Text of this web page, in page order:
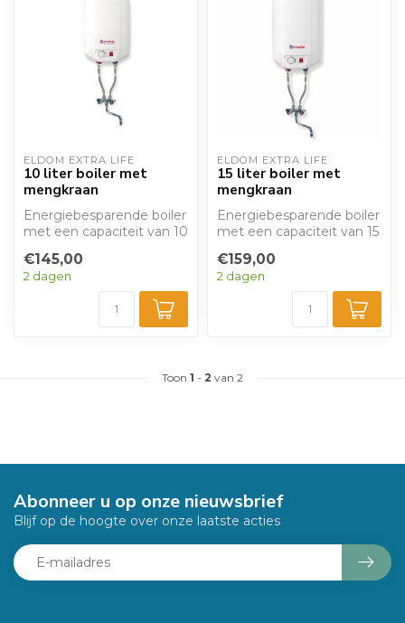
ELDOM EXTRA LIFE
10 liter boiler met
mengkraan
Energiebesparende boiler
met een capaciteit van 10
boven de...
€145,00
2 dagen
ELDOM EXTRA LIFE
15 liter boiler met
mengkraan
Energiebesparende boiler
met een capaciteit van 15
boven de...
€159,00
2 dagen
Toon 1 - 2 van 2
Abonneer u op onze nieuwsbrief
Blijf op de hoogte over onze laatste acties